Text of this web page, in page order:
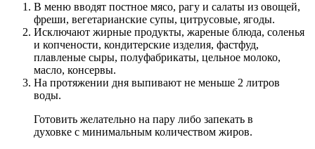
В меню вводят постное мясо, рагу и салаты из овощей,
фреши, вегетарианские супы, цитрусовые, ягоды.
Исключают жирные продукты, жареные блюда, соленья
и копчености, кондитерские изделия, фастфуд,
плавленые сыры, полуфабрикаты, цельное молоко,
масло, консервы.
На протяжении дня выпивают не меньше 2 литров
воды.
Готовить желательно на пару либо запекать в
духовке с минимальным количеством жиров.